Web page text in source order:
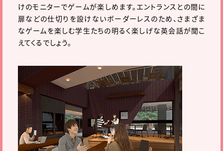
けのモニターでゲームが楽しめます。エントランスとの間に
扉などの仕切りを設けないボーダーレスのため、さまざま
なゲームを楽しむ学生たちの明るく楽しげな英会話が聞こ
えてくるでしょう。